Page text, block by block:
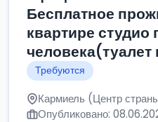
Бесплатное
квартире студио
человека(туалет
Требуются
Кармиель (Центр
Опубликовано: